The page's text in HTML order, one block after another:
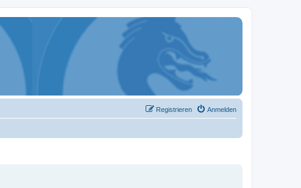
Anmelden
Registrieren